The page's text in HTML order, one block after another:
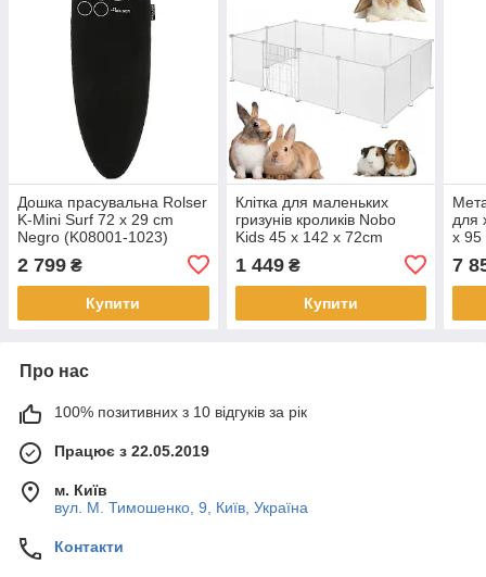
Дошка прасувальна Rolser
K-Mini Surf 72 x 29 cm
Negro (K08001-1023)
2 799 ₴
Купити
Клітка для маленьких
гризунів кроликів Nobo
Kids 45 x 142 x 72cm
1 449₴
Купити
для
x 95
7
Про нас
100% позитивних з 10 відгуків за рік
Працює з 22.05.2019
м. Київ
вул. М. Тимошенко, 9, Київ, Україна
Контакти